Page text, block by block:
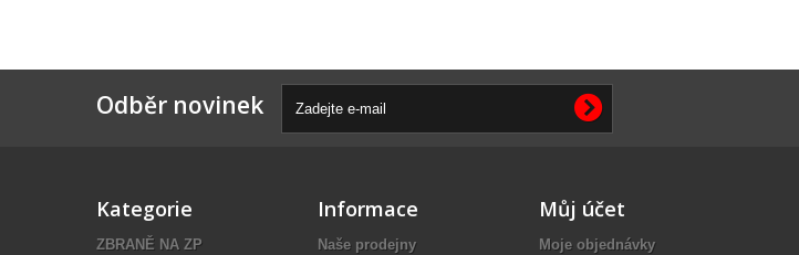
Odběr novinek
Kategorie
ZBRANĚ NA ZP
Informace
Naše prodejny
Můj účet
Moje objednávky